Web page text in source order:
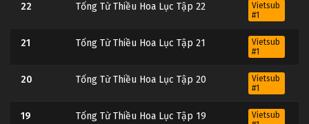
22 Tống Từ Thiều Hoa Lục Tập 22
Vietsub
#1
21 Tống Từ Thiều Hoa Lục Tập 21
Vietsub
#1
20 Tống Từ Thiều Hoa Lục Tập 20
Vietsub
#1
19 Tống Từ Thiều Hoa Lục Tập 19
Vietsub